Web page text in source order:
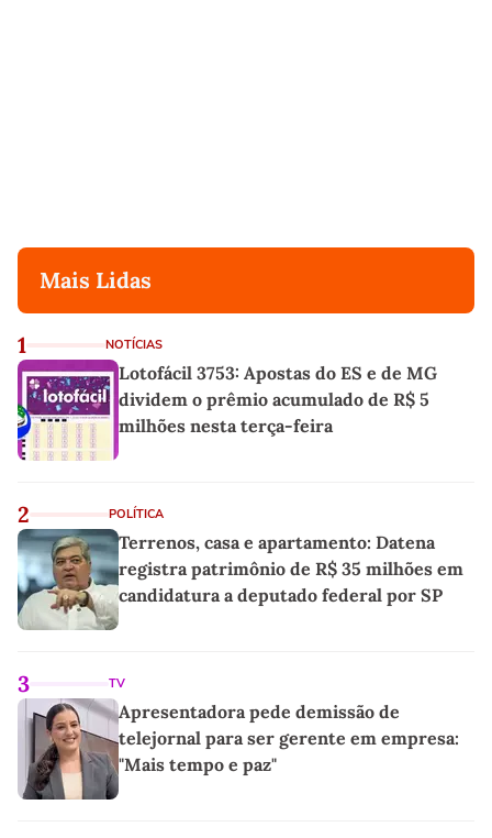
Mais Lidas
1 NOTÍCIAS
Lotofácil 3753: Apostas do ES e de MG
dividem o prêmio acumulado de R$ 5
milhões nesta terça-feira
2 POLÍTICA
Terrenos, casa e apartamento: Datena
registra patrimônio de R$ 35 milhões em
candidatura a deputado federal por SP
3 TV
Apresentadora pede demissão de
telejornal para ser gerente em empresa:
"Mais tempo e paz"